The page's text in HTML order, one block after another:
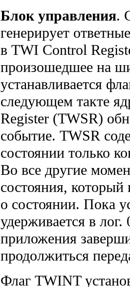
Блок управления.
генерирует
в TWI Control
произошедшее на
устанавливается
следующем такте
Register (TWSR)
событие. TWSR
состоянии только
Во все другие
состояния,
о состоянии. Пока
удерживается в
приложения
продолжиться
Флаг TWINT